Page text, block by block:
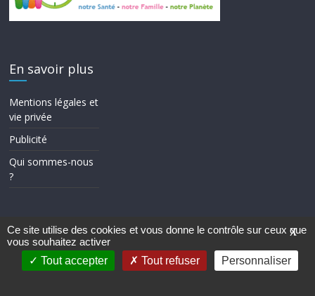
En savoir plus
Mentions légales et
vie privée
Publicité
Qui sommes-nous
?
Copyright © 2026
Theme ColorMag par
ThemeGrill.. Propulsé parWordPress.
X
Ce site utilise des cookies et vous donne le contrôle sur ceux que
vous souhaitez activer
Tout accepter
Tout refuser Personnaliser